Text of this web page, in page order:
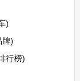
)
牌)
行榜)